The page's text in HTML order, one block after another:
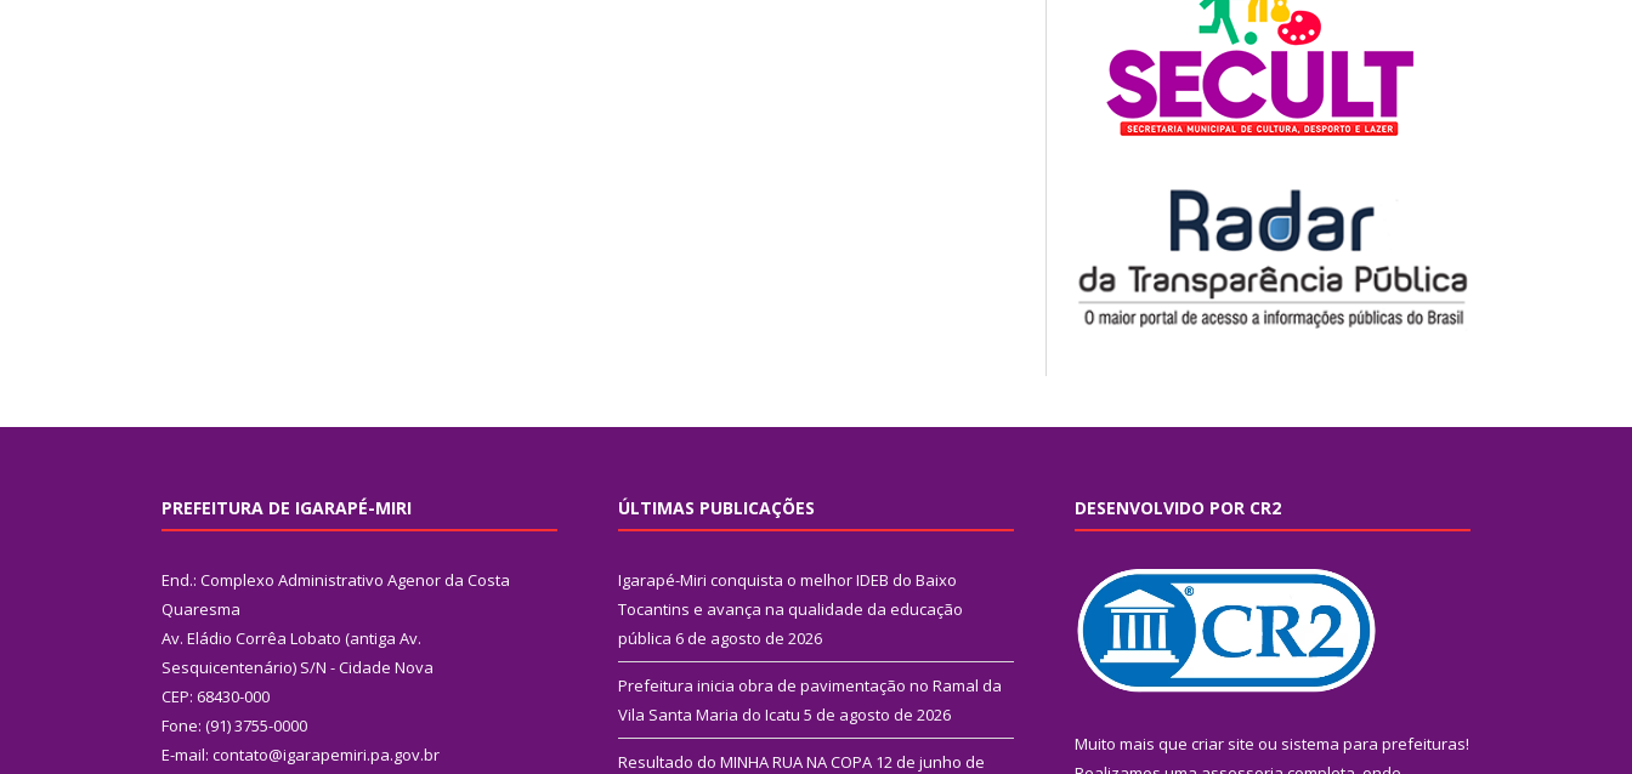
PREFEITURA DE IGARAPÉ-MIRI
End.: Complexo Administrativo Agenor da Costa
Quaresma
Av. Eládio Corrêa Lobato (antiga Av.
Sesquicentenário) S/N - Cidade Nova
CEP: 68430-000
Fone: (91) 3755-0000
E-mail: contato@igarapemiri.pa.gov.br
ÚLTIMAS PUBLICAÇÕES
Igarapé-Miri conquista o melhor IDEB do Baixo
Tocantins e avança na qualidade da educação
pública 6 de agosto de 2026
Prefeitura inicia obra de pavimentação no Ramal da
Vila Santa Maria do Icatu 5 de agosto de 2026
Resultado do MINHA RUA NA COPA 12 de junho de
DESENVOLVIDO POR CR2
Muito mais que criar site ou sistema para prefeituras!